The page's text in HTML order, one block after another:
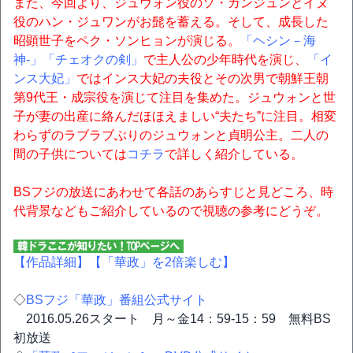
また、今回より、ジュウォン役のソ・ガンジュンとイヌ
役のハン・ジュワンがお髭を蓄える。そして、成長した
昭顕世子をペク・ソンヒョンが演じる。
「ヘシン－海
神‐」
「チェオクの剣」 で主人公の少年時代を演じ、
「イ
ンス大妃」 ではインス大妃の夫役とその次男で朝鮮王朝
第9代王・成宗役を演じて注目を集めた。ジュウォンと世
子が妻の出産に絡んだほほえましい“夫たち”に注目。相変
わらずのラブラブぶりのジュウォンと貞明公主。二人の
間の子供についてはコチラで詳しく紹介している。
BSフジの放送にあわせて各話のあらすじと見どころ、時
代背景などもご紹介しているので視聴の参考にどうぞ。
【作品詳細】 【「華政」を2倍楽しむ】
◇BSフジ「華政」番組公式サイト
2016.05.26スタート 月～金14：59-15：59 無料BS
初放送